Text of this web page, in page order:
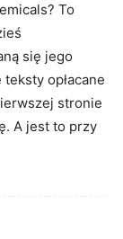
To
się jego
opłacane
stronie
A jest to przy